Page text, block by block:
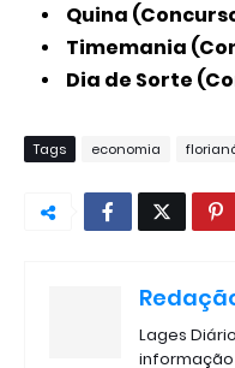
Quina
Timemania
Dia de Sorte
Tags economia
Lages